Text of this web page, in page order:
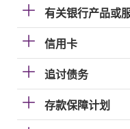
有关银行产品或
信用卡
追讨债务
存款保障计划